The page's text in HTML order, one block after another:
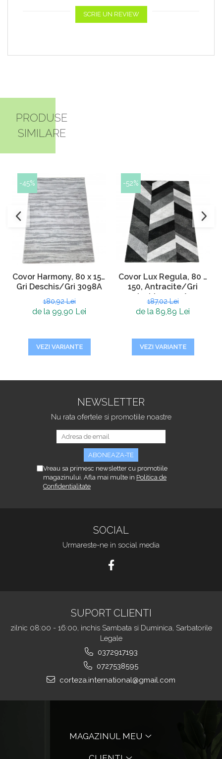
SCRIE UN REVIEW
PRODUSE
SIMILARE
-45%
Covor Harmony, 80 x 150
Gri Deschis/Gri 3098A
180,92 Lei
de la 99,90 Lei
VEZI VARIANTE
-52%
Covor Lux Regula, 80 x
150, Antracite/Gri
Inchis, 2499A
187,02 Lei
de la 89,89 Lei
VEZI VARIANTE
NEWSLETTER
Nu rata ofertele si promotiile noastre
Vreau sa primesc newsletter cu promotiile
magazinului. Afla mai multe in Politica de
Confidentialitate
SOCIAL
Urmareste-ne in social media
SUPORT CLIENTI
zilnic 08:00 - 16:00, inchis Sambata si Duminica, Sarbatorile
Legale
0372917193
0727538595
corteza.international@gmail.com
MAGAZINUL MEU